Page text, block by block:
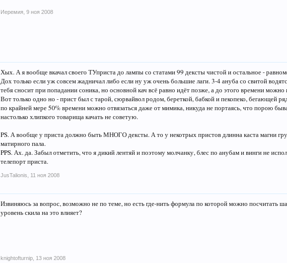
Иеремия 9 ноя 2008
Хых. А я вообще вкачал своего ТУприста до лампы со статами 99 дексты чистой и остальное -
Дох только если уж совсем жадничал либо если ну уж очень большие лаги. 3-4 ануба со свитой
тебя сносит при попадании соника, но основной кач всё равно идёт позже, а до этого времени можно
Вот только одно но - прист был с тарой, сюрвайвол родом, береткой, бабкой и пекопеко, бегающей
по крайней мере 50% времени можно отвязаться даже от мимика, никуда не портаясь, что порою
настолько хлипкого товарища качать не советую.
PS. А вообще у приста должно быть МНОГО дексты. А то у некотрых пристов длинна каста магни
матирного пала.
PPS. Ах. да. Забыл отметить, что я дикий лентяй и поэтому молчанку, блес по анубам и винги не
телепорт приста.
JusTalionis 11 ноя 2008
Извиняюсь за вопрос, возможно не по теме, но есть где-нить формула по которой можно посчитать
уровень скила на это влияет?
knightofturnip 13 ноя 2008